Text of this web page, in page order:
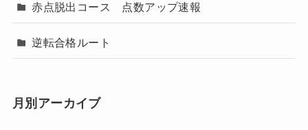
赤点脱出コース 点数アップ速報
逆転合格ルート
月別アーカイブ